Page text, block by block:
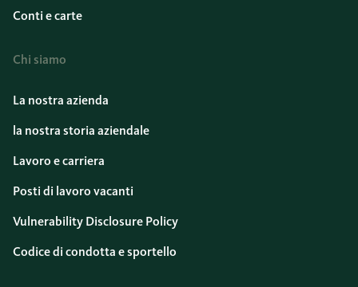
Conti e carte
Chi siamo
La nostra azienda
la nostra storia aziendale
Lavoro e carriera
Posti di lavoro vacanti
Vulnerability Disclosure Policy
Codice di condotta e sportello